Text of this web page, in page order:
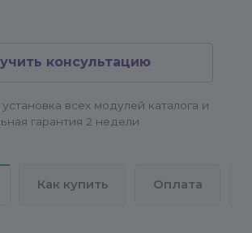
консультацию
всех модулей каталога и
гарантия 2 недели
Как купить Оплата